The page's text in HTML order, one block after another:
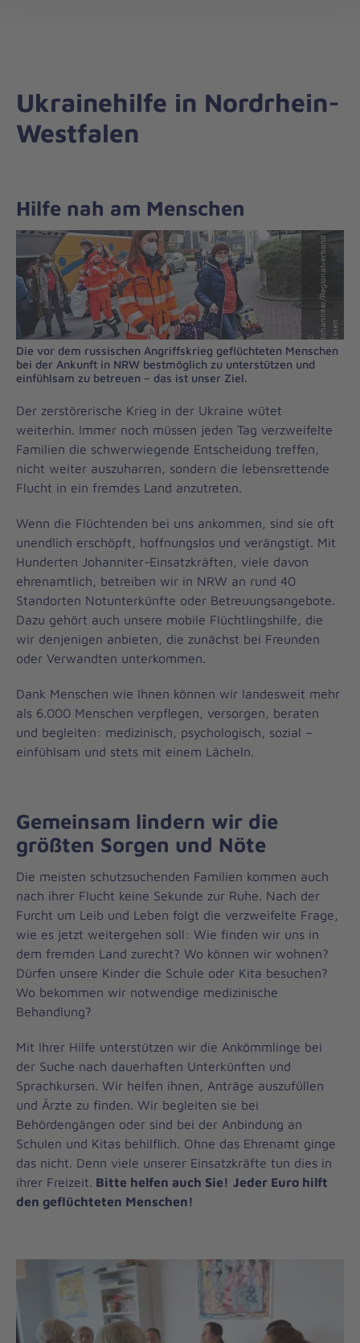
zum
Ukrainehilfe in Nordrhein-
Westfalen
Hilfe nah am Menschen
©
J
o
h
a n
ni
t
e
r
/
R
e
gi
o
n
al
v
e
r
b
a
n d
E
s
s
e n
Die vor dem russischen Angriffskrieg geflüchteten Menschen
bei der Ankunft in NRW bestmöglich zu unterstützen und
einfühlsam zu betreuen – das ist unser Ziel.
Der zerstörerische Krieg in der Ukraine wütet
weiterhin. Immer noch müssen jeden Tag verzweifelte
Familien die schwerwiegende Entscheidung treffen,
nicht weiter auszuharren, sondern die lebensrettende
Flucht in ein fremdes Land anzutreten.
Wenn die Flüchtenden bei uns ankommen, sind sie oft
unendlich erschöpft, hoffnungslos und verängstigt. Mit
Hunderten Johanniter-Einsatzkräften, viele davon
ehrenamtlich, betreiben wir in NRW an rund 40
Standorten Notunterkünfte oder Betreuungsangebote.
Dazu gehört auch unsere mobile Flüchtlingshilfe, die
wir denjenigen anbieten, die zunächst bei Freunden
oder Verwandten unterkommen.
Dank Menschen wie Ihnen können wir landesweit mehr
als 6.000 Menschen verpflegen, versorgen, beraten
und begleiten: medizinisch, psychologisch, sozial –
einfühlsam und stets mit einem Lächeln.
Gemeinsam lindern wir die
größten Sorgen und Nöte
Die meisten schutzsuchenden Familien kommen auch
nach ihrer Flucht keine Sekunde zur Ruhe. Nach der
Furcht um Leib und Leben folgt die verzweifelte Frage,
wie es jetzt weitergehen soll: Wie finden wir uns in
dem fremden Land zurecht? Wo können wir wohnen?
Dürfen unsere Kinder die Schule oder Kita besuchen?
Wo bekommen wir notwendige medizinische
Behandlung?
Mit Ihrer Hilfe unterstützen wir die Ankömmlinge bei
der Suche nach dauerhaften Unterkünften und
Sprachkursen. Wir helfen ihnen, Anträge auszufüllen
und Ärzte zu finden. Wir begleiten sie bei
Behördengängen oder sind bei der Anbindung an
Schulen und Kitas behilflich. Ohne das Ehrenamt ginge
das nicht. Denn viele unserer Einsatzkräfte tun dies in
ihrer Freizeit. Bitte helfen auch Sie! Jeder Euro hilft
den geflüchteten Menschen!